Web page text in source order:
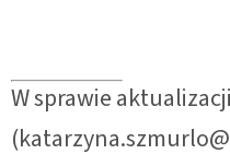
W sprawie